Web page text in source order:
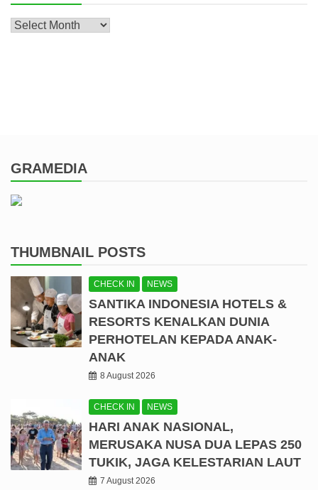
Archive
GRAMEDIA
THUMBNAIL POSTS
CHECK IN NEWS
SANTIKA INDONESIA HOTELS &
RESORTS KENALKAN DUNIA
PERHOTELAN KEPADA ANAK-
ANAK
8 August 2026
CHECK IN NEWS
HARI ANAK NASIONAL,
MERUSAKA NUSA DUA LEPAS 250
TUKIK, JAGA KELESTARIAN LAUT
7 August 2026